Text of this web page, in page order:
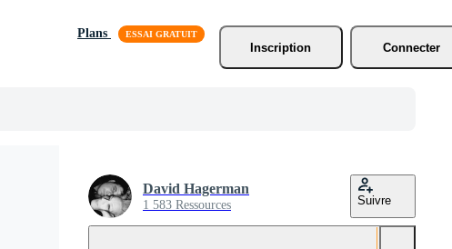
Plans
Inscription
Connecter
David Hagerman
1 583 Ressources Suivre